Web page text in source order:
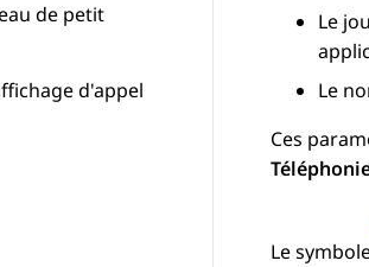
de petit
d'appel
Le
Le
Ces
Le